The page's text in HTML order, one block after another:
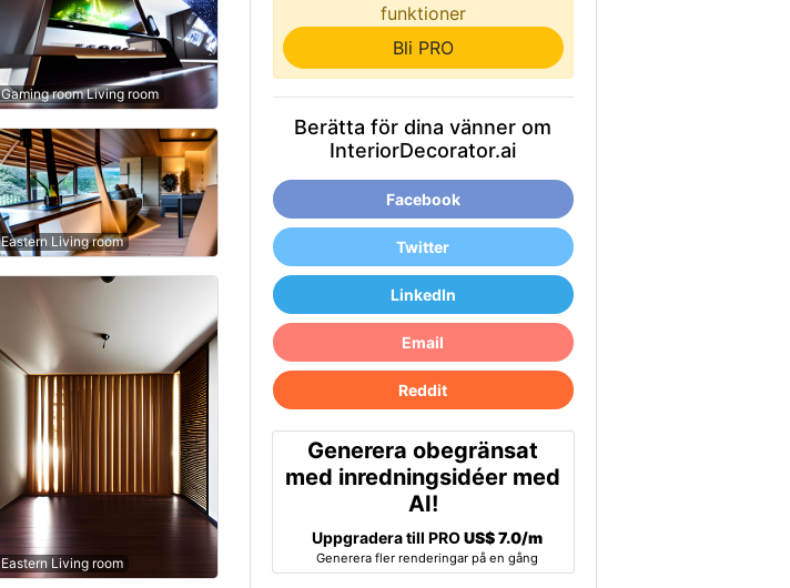
Gaming room Living room
Eastern Living room
Eastern Living room
funktioner
Bli PRO
Berätta för dina vänner om
InteriorDecorator.ai
Facebook
Twitter
LinkedIn
Email
Reddit
Generera obegränsat
med inredningsidéer med
AI!
Uppgradera till PROUS$ 7.0/m
Generera fler renderingar på en gång